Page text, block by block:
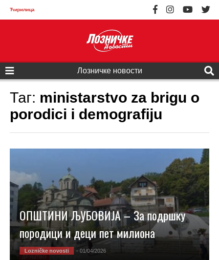
Ћирилица
Лозничке новости
Таг: ministarstvo za brigu o
porodici i demografiju
ДРУШТВО
ОПШТИНИ ЉУБОВИЈА – За подршку
породици и деци пет милиона
Lozničke novosti - 01/04/2026